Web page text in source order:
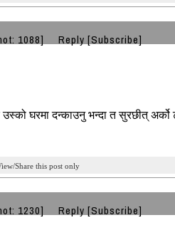
1088] Reply [Subscribe]
घरमा दन्काउनु भन्दा त सुरछीत् अर्को
Share this post only
1230] Reply [Subscribe]